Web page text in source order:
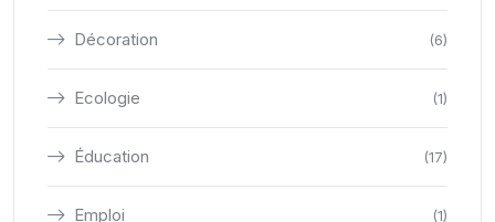
Décoration (6)
Ecologie (1)
Éducation (17)
Emploi (1)